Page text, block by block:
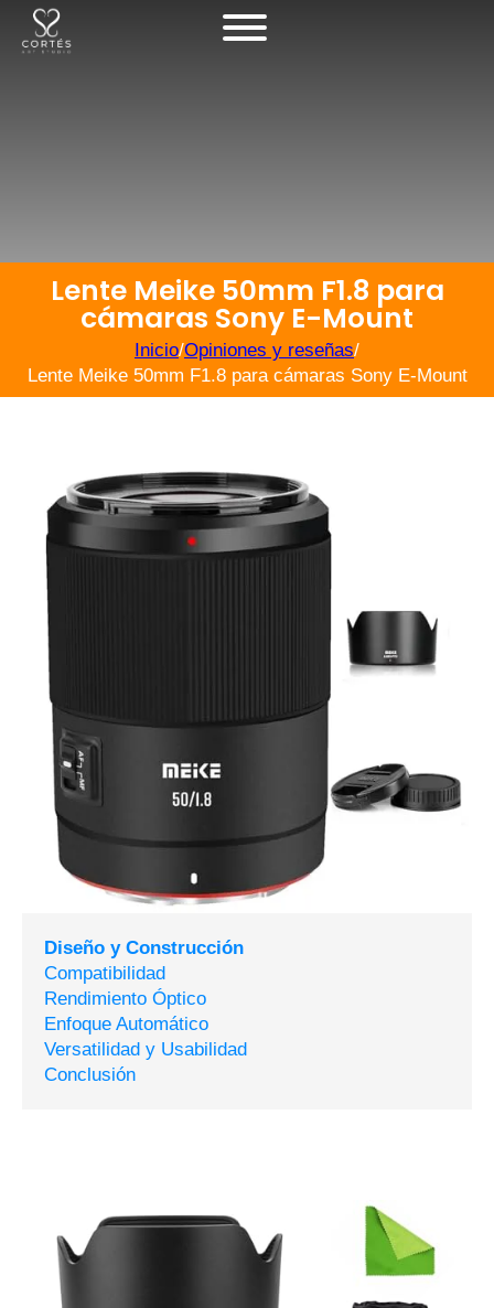
Lente Meike 50mm F1.8 para
cámaras Sony E-Mount
Inicio/Opiniones y reseñas/
Lente Meike 50mm F1.8 para cámaras Sony E-Mount
Diseño y Construcción
Compatibilidad
Rendimiento Óptico
Enfoque Automático
Versatilidad y Usabilidad
Conclusión